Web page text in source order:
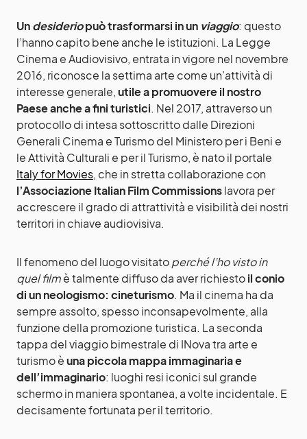
Undesideriopuò trasformarsi in un viaggio: questo
l’hanno capito bene anche le istituzioni. La Legge
Cinema e Audiovisivo, entrata in vigore nel novembre
2016, riconosce la settima arte come un’attività di
interesse generale,utile a promuovere il nostro
Paese anche a fini turistici. Nel 2017, attraverso un
protocollo di intesa sottoscritto dalle Direzioni
Generali Cinema e Turismo del Ministero per i Beni e
le Attività Culturali e per il Turismo, è nato il portale
Italy for Movies, che in stretta collaborazione con
l’Associazione Italian Film Commissionslavora per
accrescere il grado di attrattività e visibilità dei nostri
territori in chiave audiovisiva.
Il fenomeno del luogo visitatoperché l’ho visto in
quel filmè talmente diffuso da aver richiestoil conio
di un neologismo: cineturismo. Ma il cinema ha da
sempre assolto, spesso inconsapevolmente, alla
funzione della promozione turistica. La seconda
tappa del viaggio bimestrale di INova tra arte e
turismo èuna piccola mappa immaginaria e
dell’immaginario: luoghi resi iconici sul grande
schermo in maniera spontanea, a volte incidentale. E
decisamente fortunata per il territorio.